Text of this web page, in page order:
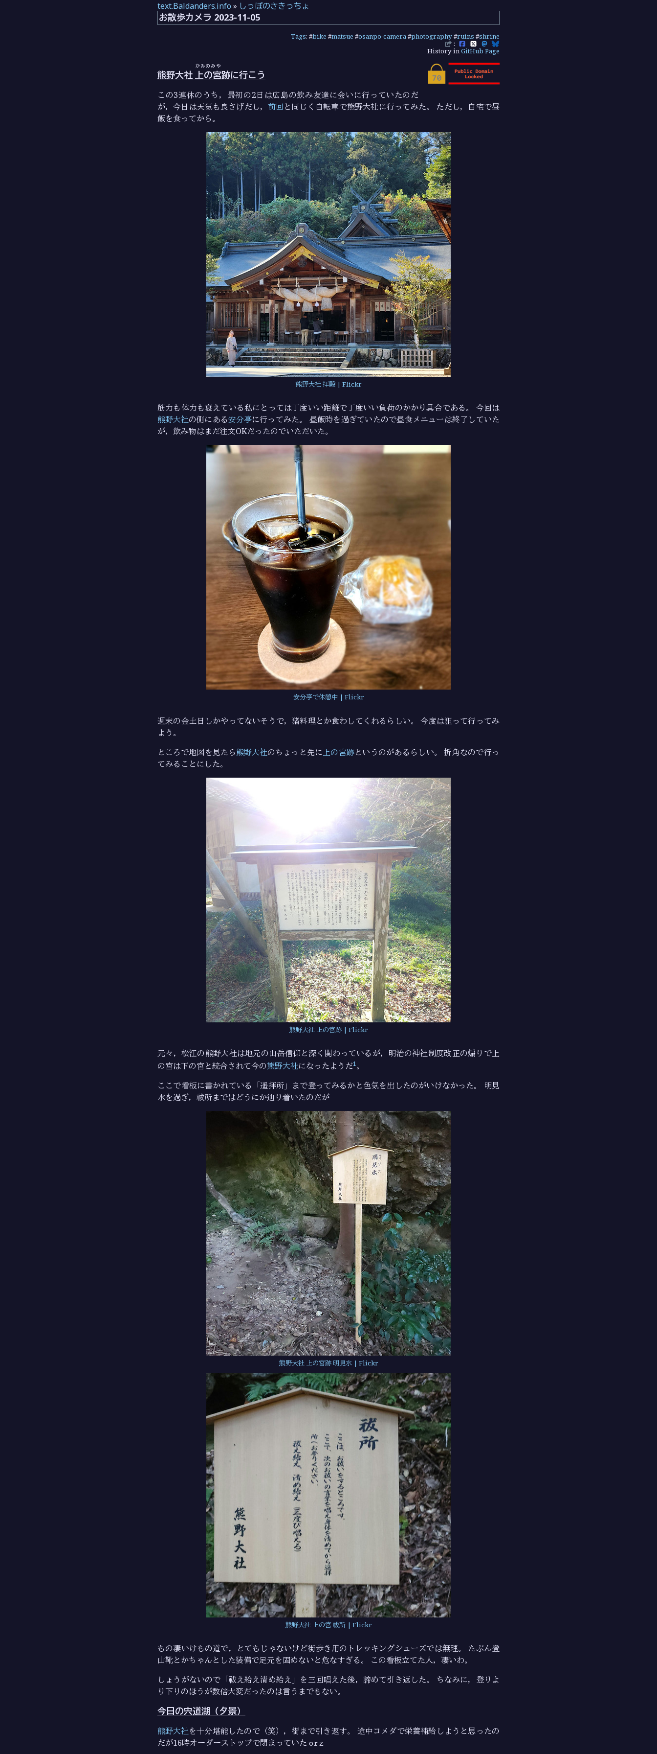
text.Baldanders.info » しっぽのさきっちょ
お散歩カメラ 2023-11-05
Tags: #bike #matsue #osanpo-camera#photography#ruins #shrine
History inGitHub Page
熊野大社 上の宮
かみのみや
跡に行こう
この3連休のうち，最初の2日は広島の飲み友達に会いに行っていたのだ
が，今日は天気も良さげだし， 前回と同じく自転車で熊野大社に行ってみた。 ただし，自宅で昼
飯を食ってから。
熊野大社 拝殿 | Flickr
筋力も体力も衰えている私にとっては丁度いい距離で丁度いい負荷のかかり具合である。 今回は
熊野大社の側にある安分亭に行ってみた。 昼飯時を過ぎていたので昼食メニューは終了していた
が，飲み物はまだ注文OKだったのでいただいた。
安分亭で休憩中 | Flickr
週末の金土日しかやってないそうで，猪料理とか食わしてくれるらしい。 今度は狙って行ってみ
よう。
ところで地図を見たら熊野大社のちょっと先に 上の宮跡というのがあるらしい。 折角なので行っ
てみることにした。
熊野大社 上の宮跡 | Flickr
元々，松江の熊野大社は地元の山岳信仰と深く関わっているが，明治の神社制度改正の煽りで上
の宮は下の宮と統合されて今の熊野大社になったようだ1。
ここで看板に書かれている「遥拝所」まで登ってみるかと色気を出したのがいけなかった。 明見
水を過ぎ，祓所まではどうにか辿り着いたのだが
熊野大社 上の宮跡 明見水 | Flickr
熊野大社 上の宮 祓所 | Flickr
もの凄いけもの道で，とてもじゃないけど街歩き用のトレッキングシューズでは無理。 たぶん登
山靴とかちゃんとした装備で足元を固めないと危なすぎる。 この看板立てた人，凄いわ。
しょうがないので「祓え給え清め給え」を三回唱えた後，諦めて引き返した。 ちなみに，登りよ
り下りのほうが数倍大変だったのは言うまでもない。
今日の宍道湖（夕景）
熊野大社を十分堪能したので（笑），街まで引き返す。 途中コメダで栄養補給しようと思ったの
だが16時オーダーストップで閉まっていた orz